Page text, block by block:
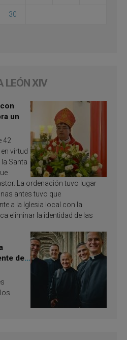
30
LEÓN XIV
un
42
virtud
Santa
La ordenación tuvo lugar
antes tuvo que
a la Iglesia local con la
eliminar la identidad de las
de